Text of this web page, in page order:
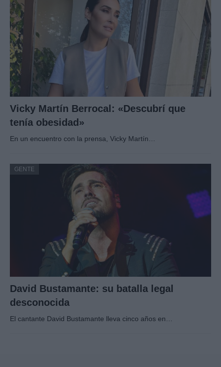
Vicky Martín Berrocal: «Descubrí que
tenía obesidad»
En un encuentro con la prensa, Vicky Martín…
GENTE
David Bustamante: su batalla legal
desconocida
El cantante David Bustamante lleva cinco años en…